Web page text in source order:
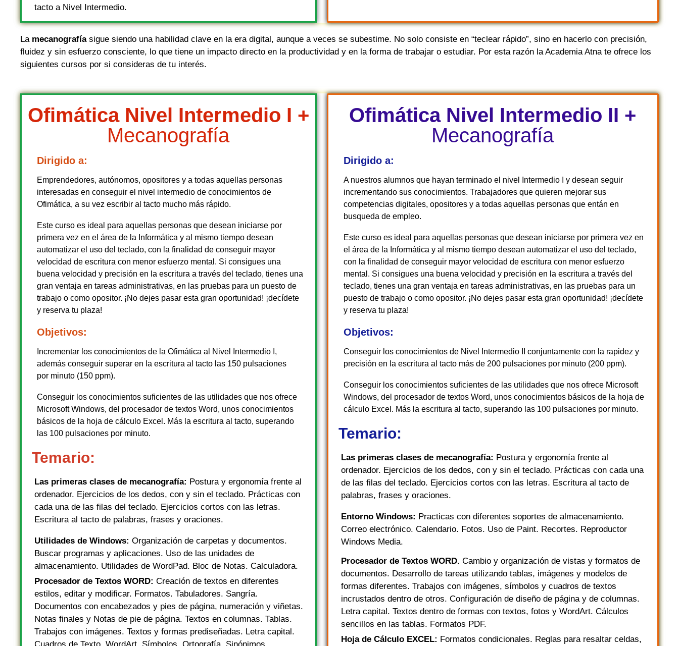
tacto a Nivel Intermedio.
La mecanografíasigue siendo una habilidad clave en la era digital, aunque a veces se subestime. No solo consiste en “teclear rápido”, sino en hacerlo con precisión,
fluidez y sin esfuerzo consciente, lo que tiene un impacto directo en la productividad y en la forma de trabajar o estudiar. Por esta razón la Academia Atna te ofrece los
siguientes cursos por si consideras de tu interés.
Ofimática Nivel Intermedio I +
Mecanografía
Dirigido a:
Emprendedores, autónomos, opositores y a todas aquellas personas
interesadas en conseguir el nivel intermedio de conocimientos de
Ofimática, a su vez escribir al tacto mucho más rápido.
Este curso es ideal para aquellas personas que desean iniciarse por
primera vez en el área de la Informática y al mismo tiempo desean
automatizar el uso del teclado, con la finalidad de conseguir mayor
velocidad de escritura con menor esfuerzo mental. Si consigues una
buena velocidad y precisión en la escritura a través del teclado, tienes una
gran ventaja en tareas administrativas, en las pruebas para un puesto de
trabajo o como opositor. ¡No dejes pasar esta gran oportunidad! ¡decídete
y reserva tu plaza!
Objetivos:
Incrementar los conocimientos de la Ofimática al Nivel Intermedio I,
además conseguir superar en la escritura al tacto las 150 pulsaciones
por minuto (150 ppm).
Conseguir los conocimientos suficientes de las utilidades que nos ofrece
Microsoft Windows, del procesador de textos Word, unos conocimientos
básicos de la hoja de cálculo Excel. Más la escritura al tacto, superando
las 100 pulsaciones por minuto.
Temario:
Las primeras clases de mecanografía: Postura y ergonomía frente al
ordenador. Ejercicios de los dedos, con y sin el teclado. Prácticas con
cada una de las filas del teclado. Ejercicios cortos con las letras.
Escritura al tacto de palabras, frases y oraciones.
Utilidades de Windows: Organización de carpetas y documentos.
Buscar programas y aplicaciones. Uso de las unidades de
almacenamiento. Utilidades de WordPad. Bloc de Notas. Calculadora.
Procesador de Textos WORD: Creación de textos en diferentes
estilos, editar y modificar. Formatos. Tabuladores. Sangría.
Documentos con encabezados y pies de página, numeración y viñetas.
Notas finales y Notas de pie de página. Textos en columnas. Tablas.
Trabajos con imágenes. Textos y formas prediseñadas. Letra capital.
Cuadros de Texto. WordArt. Símbolos. Ortografía. Sinónimos.
Ofimática Nivel Intermedio II +
Mecanografía
Dirigido a:
A nuestros alumnos que hayan terminado el nivel Intermedio I y desean seguir
incrementando sus conocimientos. Trabajadores que quieren mejorar sus
competencias digitales, opositores y a todas aquellas personas que entán en
busqueda de empleo.
Este curso es ideal para aquellas personas que desean iniciarse por primera vez en
el área de la Informática y al mismo tiempo desean automatizar el uso del teclado,
con la finalidad de conseguir mayor velocidad de escritura con menor esfuerzo
mental. Si consigues una buena velocidad y precisión en la escritura a través del
teclado, tienes una gran ventaja en tareas administrativas, en las pruebas para un
puesto de trabajo o como opositor. ¡No dejes pasar esta gran oportunidad! ¡decídete
y reserva tu plaza!
Objetivos:
Conseguir los conocimientos de Nivel Intermedio II conjuntamente con la rapidez y
precisión en la escritura al tacto más de 200 pulsaciones por minuto (200 ppm).
Conseguir los conocimientos suficientes de las utilidades que nos ofrece Microsoft
Windows, del procesador de textos Word, unos conocimientos básicos de la hoja de
cálculo Excel. Más la escritura al tacto, superando las 100 pulsaciones por minuto.
Temario:
Las primeras clases de mecanografía: Postura y ergonomía frente al
ordenador. Ejercicios de los dedos, con y sin el teclado. Prácticas con cada una
de las filas del teclado. Ejercicios cortos con las letras. Escritura al tacto de
palabras, frases y oraciones.
Entorno Windows: Practicas con diferentes soportes de almacenamiento.
Correo electrónico. Calendario. Fotos. Uso de Paint. Recortes. Reproductor
Windows Media.
Procesador de Textos WORD. Cambio y organización de vistas y formatos de
documentos. Desarrollo de tareas utilizando tablas, imágenes y modelos de
formas diferentes. Trabajos con imágenes, símbolos y cuadros de textos
incrustados dentro de otros. Configuración de diseño de página y de columnas.
Letra capital. Textos dentro de formas con textos, fotos y WordArt. Cálculos
sencillos en las tablas. Formatos PDF.
Hoja de Cálculo EXCEL: Formatos condicionales. Reglas para resaltar celdas,